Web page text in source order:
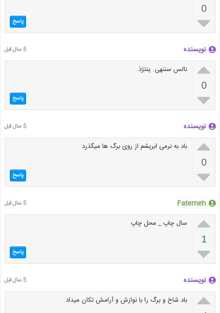
0
 پاسخ
نویسنده 5 سال قبل

0

نالس سننهی. ینتژذ
پاسخ
نویسنده 5 سال قبل

0

باد به نرمی ابریشم از روی برگ ها میگذرد
پاسخ
Fatemeh 5 سال قبل

1

سال چاپ _ محل چاپ
پاسخ
نویسنده 5 سال قبل
 باد شاخ و برگ را با نوازش و آرامش تکان میداد